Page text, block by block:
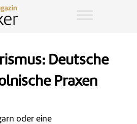
Deutsche
Praxen
oder eine